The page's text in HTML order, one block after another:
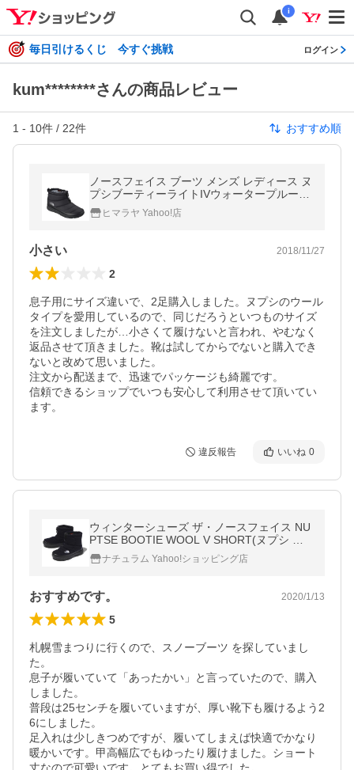
i
毎日引けるくじ 今すぐ挑戦 ログイン
kum********さんの商品レビュー
1 - 10件 / 22件 おすすめ順
ノースフェイス ブーツ メンズ レディース ヌ
プシブーティーライトIVウォータープルーフ
ミニ ユニセックス NF51884 KK THE NORT
H FACE
ヒマラヤ Yahoo!店
小さい 2018/11/27
2
息子用にサイズ違いで、2足購入しました。ヌプシのウール
タイプを愛用しているので、同じだろうといつものサイズ
を注文しましたが…小さくて履けないと言われ、やむなく
返品させて頂きました。靴は試してからでないと購入でき
ないと改めて思いました。
注文から配送まで、迅速でパッケージも綺麗です。
信頼できるショップでいつも安心して利用させて頂いてい
ます。
違反報告 いいね 0
ウィンターシューズ ザ・ノースフェイス NU
PTSE BOOTIE WOOL V SHORT(ヌプシ ブ
ーティー ウール V ショート) 8/26.0cm N
ナチュラム Yahoo!ショッピング店
おすすめです。 2020/1/13
5
札幌雪まつりに行くので、スノーブーツ を探していまし
た。
息子が履いていて「あったかい」と言っていたので、購入
しました。
普段は25センチを履いていますが、厚い靴下も履けるよう2
6にしました。
足入れは少しきつめですが、履いてしまえば快適でかなり
暖かいです。甲高幅広でもゆったり履けました。ショート